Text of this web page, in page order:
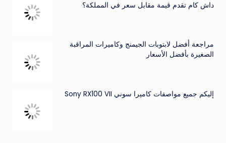
داش كام تقدم قيمة مقابل سعر في المملكة؟
مراجعة أفضل لابتوبات الجيمنج وكاميرات المراقبة
الصغيرة بأفضل الأسعار
إليكم جميع مواصفات كاميرا سوني Sony RX100 VII